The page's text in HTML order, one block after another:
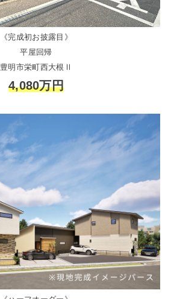
《完成初お披露目》
平屋回帰
豊明市栄町西大根Ⅱ
4,080万円